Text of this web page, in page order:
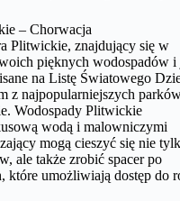
– Chorwacja
Plitwickie, znajdujący się w
pięknych wodospadów i
na Listę Światowego
z najpopularniejszych
Wodospady Plitwickie
wodą i malowniczymi
mogą cieszyć się nie
ale także zrobić spacer po
które umożliwiają dostęp do